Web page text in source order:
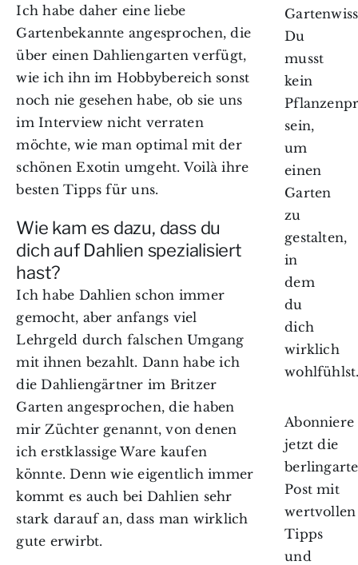
Ich habe daher eine liebe
Gartenbekannte angesprochen, die
über einen Dahliengarten verfügt,
wie ich ihn im Hobbybereich sonst
noch nie gesehen habe, ob sie uns
im Interview nicht verraten
möchte, wie man optimal mit der
schönen Exotin umgeht. Voilà ihre
besten Tipps für uns.
Wie kam es dazu, dass du
dich auf Dahlien spezialisiert
hast?
Ich habe Dahlien schon immer
gemocht, aber anfangs viel
Lehrgeld durch falschen Umgang
mit ihnen bezahlt. Dann habe ich
die Dahliengärtner im Britzer
Garten angesprochen, die haben
mir Züchter genannt, von denen
ich erstklassige Ware kaufen
könnte. Denn wie eigentlich immer
kommt es auch bei Dahlien sehr
stark darauf an, dass man wirklich
gute erwirbt.
Du
musst
kein
sein,
um
einen
Garten
zu
gestalten,
in
dem
du
dich
wirklich
Abonniere
jetzt die
Post mit
wertvollen
Tipps
und